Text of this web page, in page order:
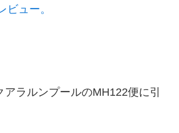
ビュー。
ラルンプールのMH122便に引